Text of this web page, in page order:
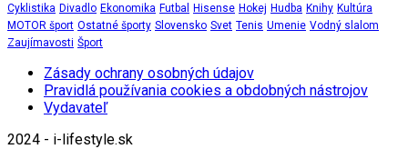
Cyklistika Divadlo Ekonomika Futbal Hisense Hokej Hudba Knihy Kultúra
MOTOR šport Ostatné športy Slovensko Svet Tenis Umenie Vodný slalom
Zaujímavosti Šport
Zásady ochrany osobných údajov
Pravidlá používania cookies a obdobných nástrojov
Vydavateľ
2024 - i-lifestyle.sk